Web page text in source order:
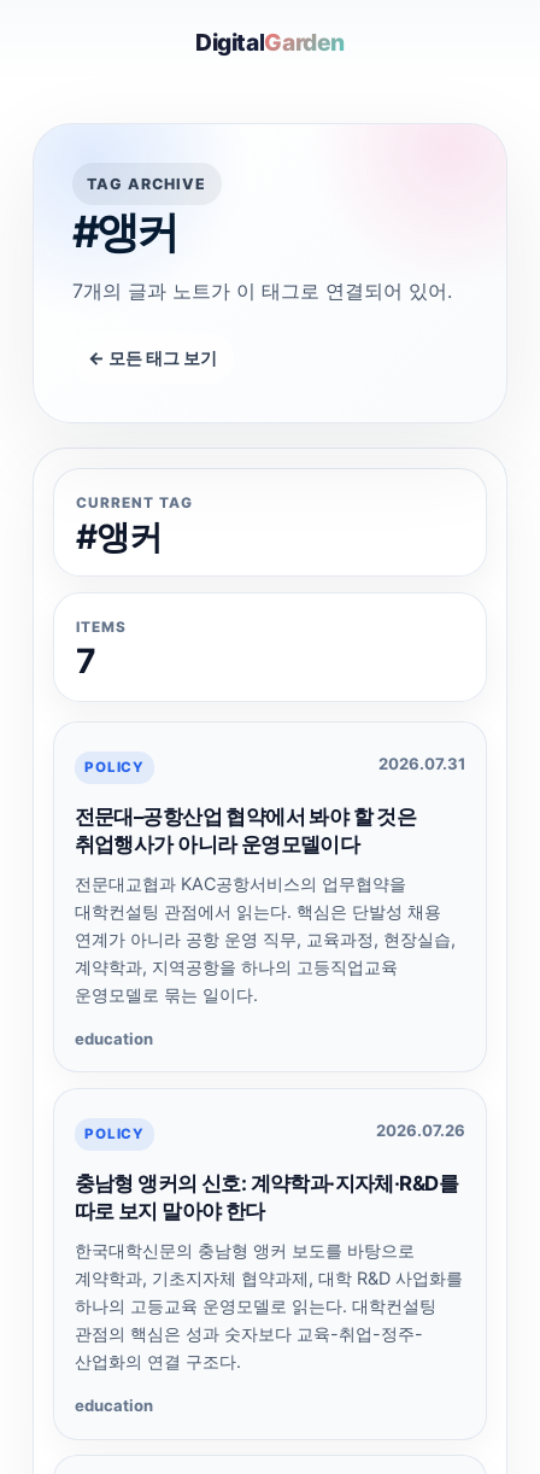
DigitalGarden
TAG ARCHIVE
#앵커
7개의 글과 노트가 이 태그로 연결되어 있어.
← 모든 태그 보기
CURRENT TAG
#앵커
ITEMS
7
POLICY 2026.07.31
전문대–공항산업 협약에서 봐야 할 것은
취업행사가 아니라 운영모델이다
전문대교협과 KAC공항서비스의 업무협약을
대학컨설팅 관점에서 읽는다. 핵심은 단발성 채용
연계가 아니라 공항 운영 직무, 교육과정, 현장실습,
계약학과, 지역공항을 하나의 고등직업교육
운영모델로 묶는 일이다.
education
POLICY 2026.07.26
충남형 앵커의 신호: 계약학과·지자체·R&D를
따로 보지 말아야 한다
한국대학신문의 충남형 앵커 보도를 바탕으로
계약학과, 기초지자체 협약과제, 대학 R&D 사업화를
하나의 고등교육 운영모델로 읽는다. 대학컨설팅
관점의 핵심은 성과 숫자보다 교육-취업-정주-
산업화의 연결 구조다.
education